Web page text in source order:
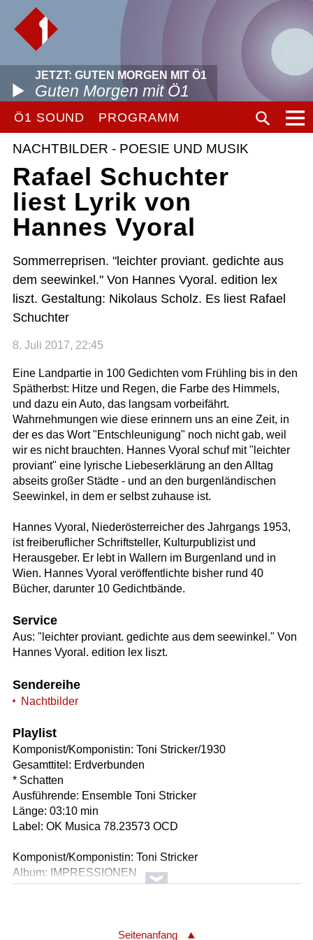
JETZT: GUTEN MORGEN MIT Ö1
Guten Morgen mit Ö1
Ö1 SOUND PROGRAMM
NACHTBILDER - POESIE UND MUSIK
Rafael Schuchter
liest Lyrik von
Hannes Vyoral
Sommerreprisen. "leichter proviant. gedichte aus
dem seewinkel." Von Hannes Vyoral. edition lex
liszt. Gestaltung: Nikolaus Scholz. Es liest Rafael
Schuchter
8. Juli 2017, 22:45
Eine Landpartie in 100 Gedichten vom Frühling bis in den
Spätherbst: Hitze und Regen, die Farbe des Himmels,
und dazu ein Auto, das langsam vorbeifährt.
Wahrnehmungen wie diese erinnern uns an eine Zeit, in
der es das Wort "Entschleunigung" noch nicht gab, weil
wir es nicht brauchten. Hannes Vyoral schuf mit "leichter
proviant" eine lyrische Liebeserklärung an den Alltag
abseits großer Städte - und an den burgenländischen
Seewinkel, in dem er selbst zuhause ist.
Hannes Vyoral, Niederösterreicher des Jahrgangs 1953,
ist freiberuflicher Schriftsteller, Kulturpublizist und
Herausgeber. Er lebt in Wallern im Burgenland und in
Wien. Hannes Vyoral veröffentlichte bisher rund 40
Bücher, darunter 10 Gedichtbände.
Service
Aus: "leichter proviant. gedichte aus dem seewinkel." Von
Hannes Vyoral. edition lex liszt.
Sendereihe
Nachtbilder
Playlist
Komponist/Komponistin: Toni Stricker/1930
Gesamttitel: Erdverbunden
* Schatten
Ausführende: Ensemble Toni Stricker
Länge: 03:10 min
Label: OK Musica 78.23573 OCD
Komponist/Komponistin: Toni Stricker
Album: IMPRESSIONEN
Titel: Welke Rose/instr.
Seitenanfang